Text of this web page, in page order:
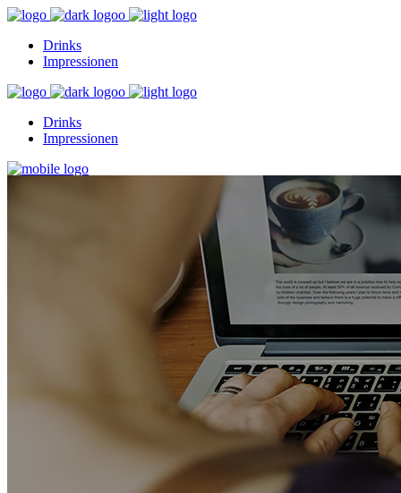
Drinks
Impressionen
Drinks
Impressionen